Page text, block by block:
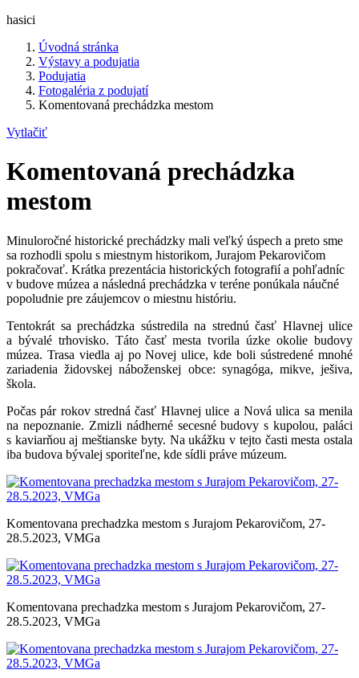
hasici
Úvodná stránka
Výstavy a podujatia
Podujatia
Fotogaléria z podujatí
Komentovaná prechádzka mestom
Vytlačiť
Komentovaná prechádzka
mestom
Minuloročné historické prechádzky mali veľký úspech a preto sme
sa rozhodli spolu s miestnym historikom, Jurajom Pekarovičom
pokračovať. Krátka prezentácia historických fotografií a pohľadníc
v budove múzea a následná prechádzka v teréne ponúkala náučné
popoludnie pre záujemcov o miestnu históriu.
Tentokrát sa prechádzka sústredila na strednú časť Hlavnej ulice
a bývalé trhovisko. Táto časť mesta tvorila úzke okolie budovy
múzea. Trasa viedla aj po Novej ulice, kde boli sústredené mnohé
zariadenia židovskej náboženskej obce: synagóga, mikve, ješiva,
škola.
Počas pár rokov stredná časť Hlavnej ulice a Nová ulica sa menila
na nepoznanie. Zmizli nádherné secesné budovy s kupolou, paláci
s kaviarňou aj meštianske byty. Na ukážku v tejto časti mesta ostala
iba budova bývalej sporiteľne, kde sídli práve múzeum.
Komentovana prechadzka mestom s Jurajom Pekarovičom, 27-
28.5.2023, VMGa
Komentovana prechadzka mestom s Jurajom Pekarovičom, 27-
28.5.2023, VMGa